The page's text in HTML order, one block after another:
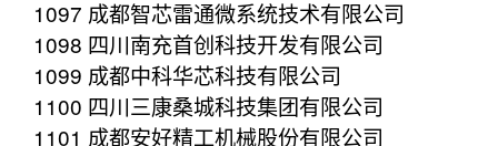
1097 成都智芯雷通微系统技术有限公司
1098 四川南充首创科技开发有限公司
1099 成都中科华芯科技有限公司
1100 四川三康桑城科技集团有限公司
1101 成都安好精工机械股份有限公司